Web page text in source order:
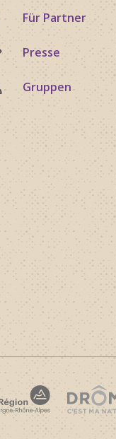
Für Partner
Presse
Gruppen